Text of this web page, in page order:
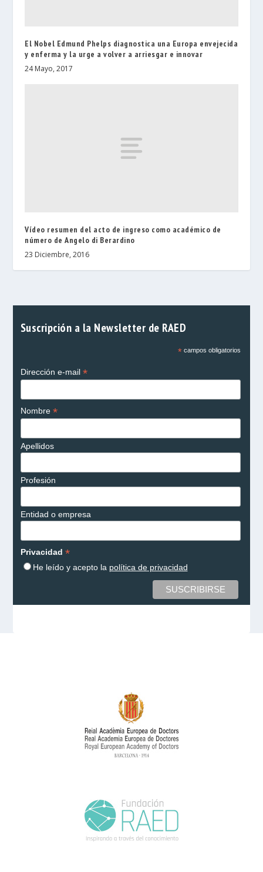
El Nobel Edmund Phelps diagnostica una Europa envejecida
y enferma y la urge a volver a arriesgar e innovar
24 Mayo, 2017
Vídeo resumen del acto de ingreso como académico de
número de Angelo di Berardino
23 Diciembre, 2016
Suscripción a la Newsletter de RAED
*campos obligatorios
Dirección e-mail *
Nombre *
Apellidos
Profesión
Entidad o empresa
Privacidad *
He leído y acepto la política de privacidad